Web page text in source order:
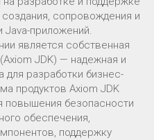
сопровождения и
приложений.
является собственная
JDK) — надежная и
для разработки бизнес-
продуктов Axiom JDK
повышения безопасности
обеспечения,
поддержку